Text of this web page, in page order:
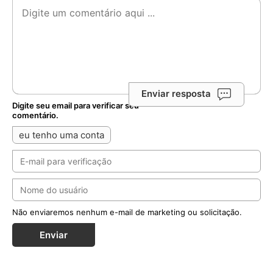
Enviar resposta
Não enviaremos nenhum e-mail de marketing ou solicitação.
Enviar
Notícias Relacionadas